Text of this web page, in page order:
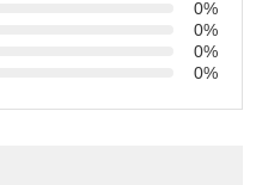
0%
0%
0%
0%